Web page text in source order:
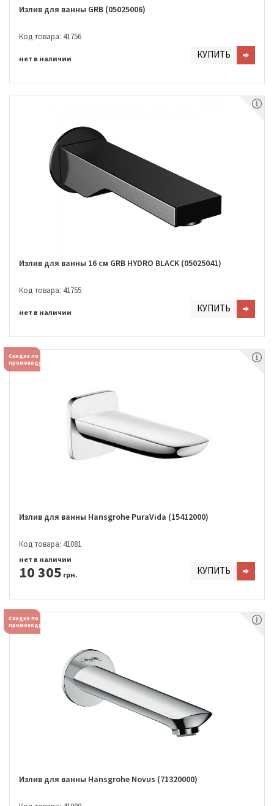
Излив для ванны GRB (05025006)
Код товара: 41756
нет в наличии КУПИТЬ
Излив для ванны 16 см GRB HYDRO BLACK (05025041)
Код товара: 41755
нет в наличии КУПИТЬ
Скидка по
промокоду
Излив для ванны Hansgrohe PuraVida (15412000)
Код товара: 41081
10 305 грн.
нет в наличии
КУПИТЬ
Скидка по
промокоду
Излив для ванны Hansgrohe Novus (71320000)